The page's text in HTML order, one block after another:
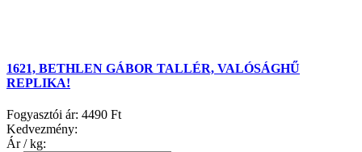
1621, BETHLEN GÁBOR TALLÉR, VALÓSÁGHŰ
REPLIKA!
Fogyasztói ár: 4490 Ft
Kedvezmény:
Ár / kg: